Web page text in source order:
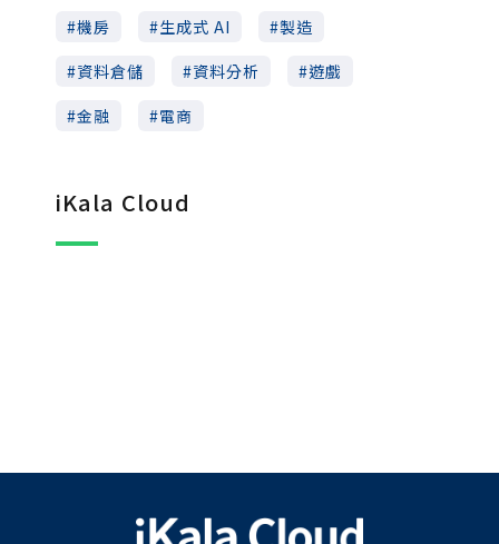
機房
生成式 AI
製造
資料倉儲
資料分析
遊戲
金融
電商
iKala Cloud